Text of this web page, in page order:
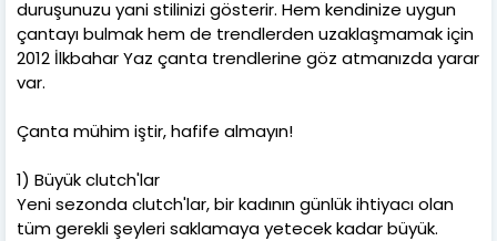
duruşunuzu yani stilinizi gösterir. Hem kendinize uygun
çantayı bulmak hem de trendlerden uzaklaşmamak için
2012 İlkbahar Yaz çanta trendlerine göz atmanızda yarar
var.
Çanta mühim iştir, hafife almayın!
1) Büyük clutch'lar
Yeni sezonda clutch'lar, bir kadının günlük ihtiyacı olan
tüm gerekli şeyleri saklamaya yetecek kadar büyük.